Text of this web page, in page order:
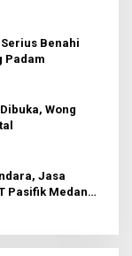
Benahi
Padam
Wong
Jasa
Pasifik Medan